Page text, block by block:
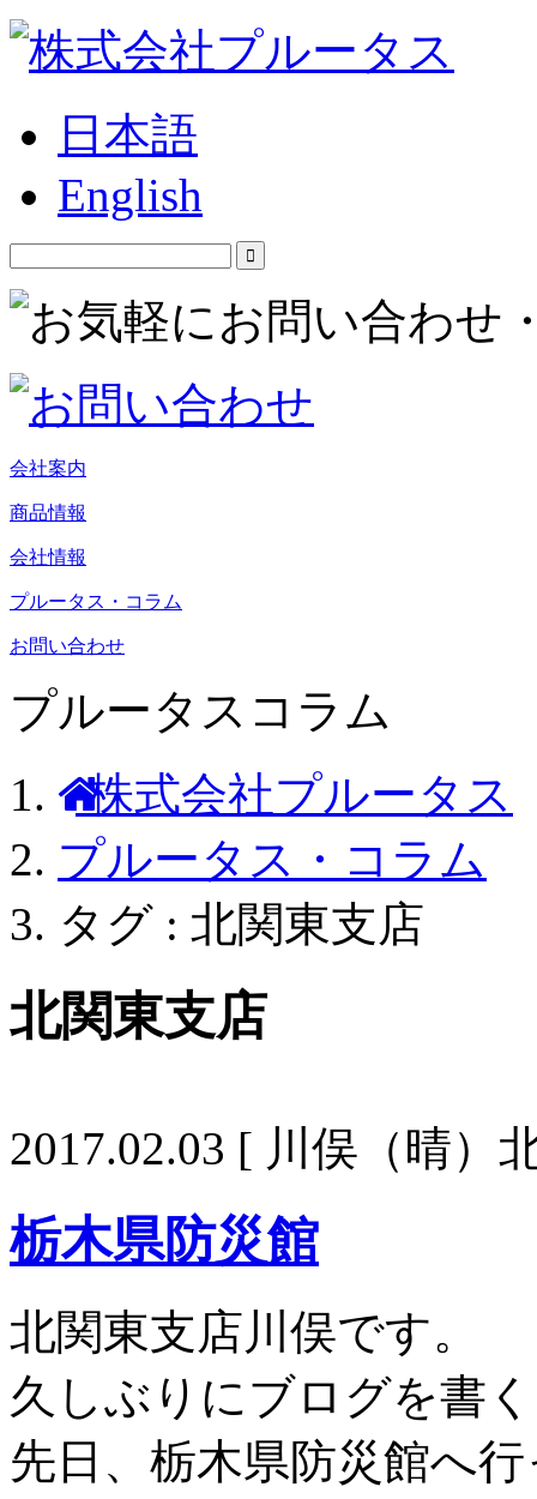
日本語
English
会社案内
商品情報
会社情報
プルータス・コラム
お問い合わせ
プルータスコラム
株式会社プルータス
プルータス・コラム
タグ : 北関東支店
北関東支店
2017.02.03 [ 川俣（晴）
栃木県防災館
北関東支店川俣です。
久しぶりにブログを書
先日、栃木県防災館へ